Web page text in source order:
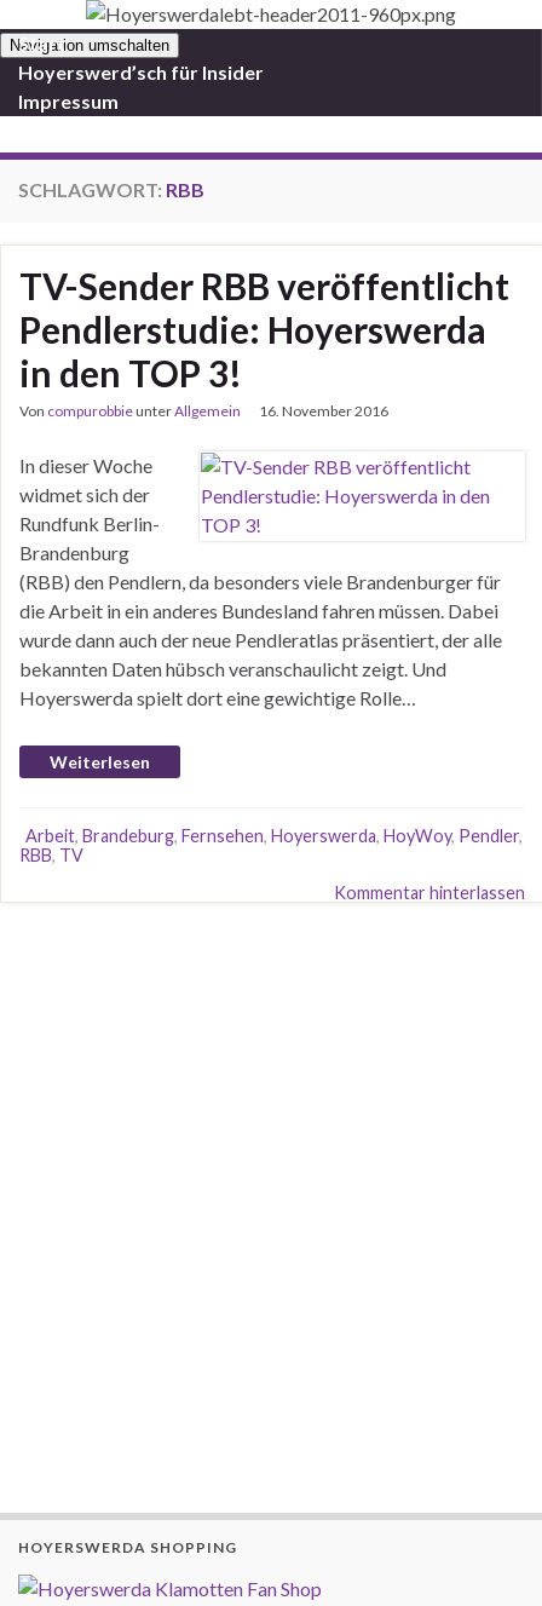
Navigation umschalten
Start
Hoyerswerd’sch für Insider
Impressum
SCHLAGWORT: RBB
TV-Sender RBB veröffentlicht
Pendlerstudie: Hoyerswerda
in den TOP 3!
Von compurobbieunterAllgemein 16. November 2016
In dieser Woche
widmet sich der
Rundfunk Berlin-
Brandenburg
(RBB) den Pendlern, da besonders viele Brandenburger für
die Arbeit in ein anderes Bundesland fahren müssen. Dabei
wurde dann auch der neue Pendleratlas präsentiert, der alle
bekannten Daten hübsch veranschaulicht zeigt. Und
Hoyerswerda spielt dort eine gewichtige Rolle…
Weiterlesen
Arbeit, Brandeburg, Fernsehen, Hoyerswerda, HoyWoy, Pendler,
RBB, TV
Kommentar hinterlassen
HOYERSWERDA SHOPPING